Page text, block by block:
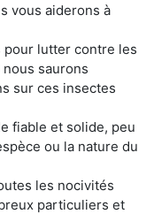
vous aiderons à
pour lutter contre les
saurons
sur ces insectes
fiable et solide, peu
ou la nature du
les nocivités
particuliers et